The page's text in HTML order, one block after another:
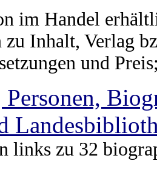
im Handel
Inhalt, Verlag
und
Personen,
links zu 32